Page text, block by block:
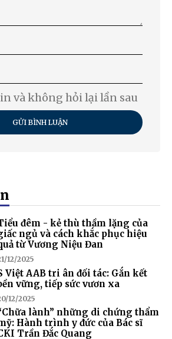
và không hỏi lại lần sau
GỬI BÌNH LUẬN
đêm - kẻ thù thầm lặng của
ngủ và cách khắc phục hiệu
từ Vương Niệu Đan
12/2025
Việt AAB tri ân đối tác: Gắn kết
vững, tiếp sức vươn xa
12/2025
lành” những di chứng thẩm
Hành trình y đức của Bác sĩ
Trần Đắc Quang